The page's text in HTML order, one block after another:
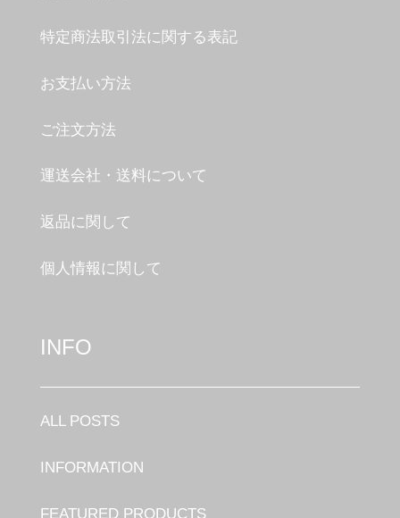
特定商法取引法に関する表記
お支払い方法
ご注文方法
運送会社・送料について
返品に関して
個人情報に関して
INFO
ALL POSTS
INFORMATION
FEATURED PRODUCTS